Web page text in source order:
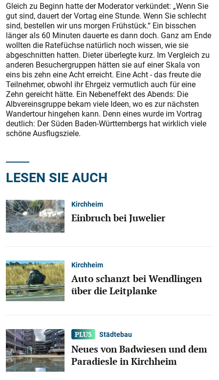
Gleich zu Beginn hatte der Moderator verkündet: „Wenn Sie
gut sind, dauert der Vortag eine Stunde. Wenn Sie schlecht
sind, bestellen wir uns morgen Frühstück.“ Ein bisschen
länger als 60 Minuten dauerte es dann doch. Ganz am Ende
wollten die Ratefüchse natürlich noch wissen, wie sie
abgeschnitten hatten. Dieter überlegte kurz. Im Vergleich zu
anderen Besuchergruppen hätten sie auf einer Skala von
eins bis zehn eine Acht erreicht. Eine Acht - das freute die
Teilnehmer, obwohl ihr Ehrgeiz vermutlich auch für eine
Zehn gereicht hätte. Ein Nebeneffekt des Abends: Die
Albvereinsgruppe bekam viele Ideen, wo es zur nächsten
Wandertour hingehen kann. Denn eines wurde im Vortrag
deutlich: Der Süden Baden-Württembergs hat wirklich viele
schöne Ausflugsziele.
LESEN SIE AUCH
Kirchheim
Einbruch bei Juwelier
Kirchheim
Auto schanzt bei Wendlingen
über die Leitplanke
Städtebau
Neues von Badwiesen und dem
Paradiesle in Kirchheim